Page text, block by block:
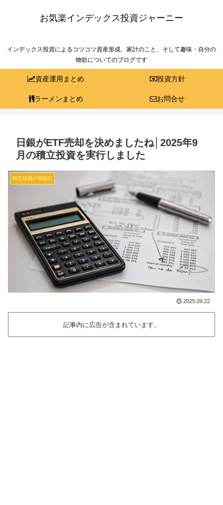
お気楽インデックス投資ジャーニー
インデックス投資によるコツコツ資産形成、家計のこと、そして趣味・自分の
物欲についてのブログです
資産運用まとめ 投資方針
ラーメンまとめ お問合せ
日銀がETF売却を決めましたね│2025年9
月の積立投資を実行しました
積立投資の実践記
2025.09.22
記事内に広告が含まれています。